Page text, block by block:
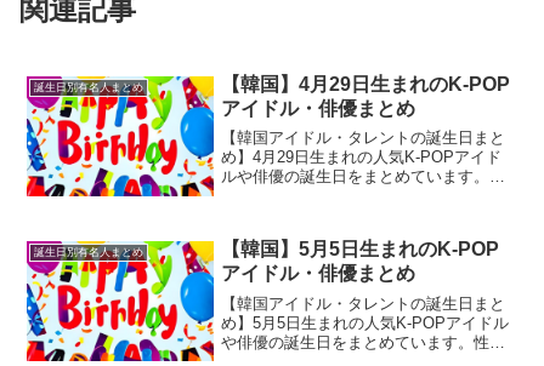
関連記事
誕生日別有名人まとめ
【韓国】4月29日生まれのK-POP
アイドル・俳優まとめ
【韓国アイドル・タレントの誕生日まと
め】4月29日生まれの人気K-POPアイド
ルや俳優の誕生日をまとめています。性
誕生日別有名人まとめ
【韓国】5月5日生まれのK-POP
アイドル・俳優まとめ
【韓国アイドル・タレントの誕生日まと
め】5月5日生まれの人気K-POPアイドル
や俳優の誕生日をまとめています。性格